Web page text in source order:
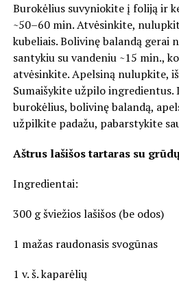
Burokėlius suvyniokite į foliją ir
~50–60 min. Atvėsinkite,
kubeliais. Bolivinę balandą gerai
santykiu su vandeniu ~15 min.,
atvėsinkite. Apelsiną nulupkite,
Sumaišykite užpilo ingredientus.
burokėlius, bolivinę balandą,
užpilkite padažu, pabarstykite
Aštrus lašišos tartaras su
Ingredientai:
300 g šviežios lašišos (be odos)
1 mažas raudonasis svogūnas
1 v. š. kaparėlių